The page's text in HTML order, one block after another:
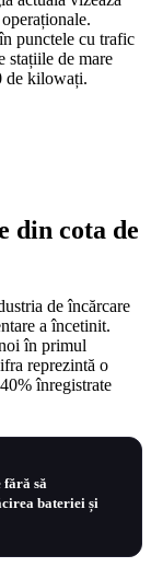
punctele cu trafic
stațiile de mare
de kilowați.
din cota de
de încărcare
a încetinit.
în primul
reprezintă o
înregistrate
fără să
bateriei și